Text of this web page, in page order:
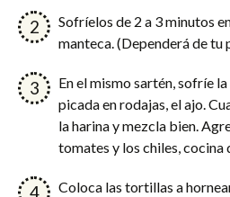
Sofríelos de 2 a 3 minutos
manteca. (Dependerá de tu
En el mismo sartén, sofríe
picada en rodajas, el ajo.
la harina y mezcla bien.
tomates y los chiles, cocina
Coloca las tortillas a